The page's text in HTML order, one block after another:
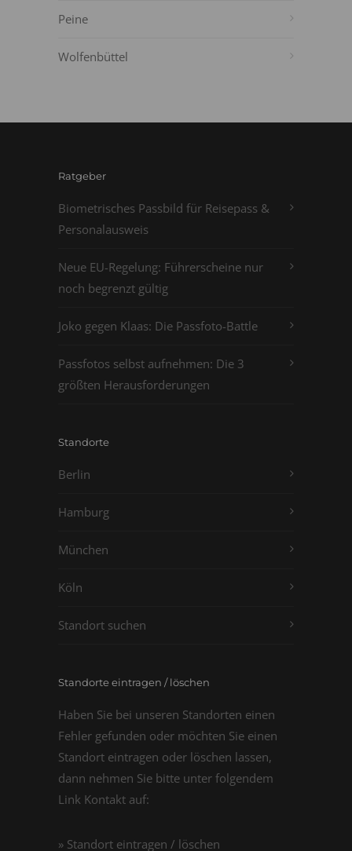
Peine
Wolfenbüttel
Ratgeber
Biometrisches Passbild für Reisepass &
Personalausweis
Neue EU-Regelung: Führerscheine nur
noch begrenzt gültig
Joko gegen Klaas: Die Passfoto-Battle
Passfotos selbst aufnehmen: Die 3
größten Herausforderungen
Standorte
Berlin
Hamburg
München
Köln
Standort suchen
Standorte eintragen / löschen
Haben Sie bei unseren Standorten einen
Fehler gefunden oder möchten Sie einen
Standort eintragen oder löschen lassen,
dann nehmen Sie bitte unter folgendem
Link Kontakt auf:
» Standort eintragen / löschen